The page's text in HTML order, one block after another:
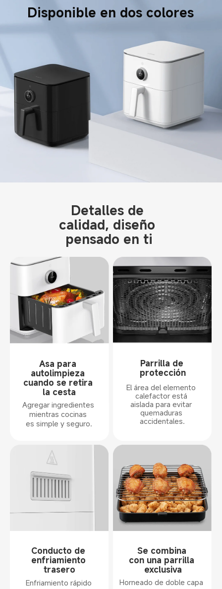
Disponible en dos colores
Detalles de
calidad, diseño
pensado en ti
Asa para
autolimpieza
cuando se retira
la cesta
Agregar ingredientes
mientras cocinas
es simple y seguro.
Parrilla de
protección
El área del elemento
calefactor está
aislada para evitar
quemaduras
accidentales.
Conducto de
enfriamiento
trasero
Enfriamiento rápido
Se combina
con una parrilla
exclusiva
Horneado de doble capa